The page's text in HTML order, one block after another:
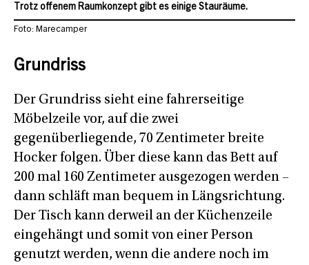
Trotz offenem Raumkonzept gibt es einige Stauräume.
Foto: Marecamper
Grundriss
Der Grundriss sieht eine fahrerseitige
Möbelzeile vor, auf die zwei
gegenüberliegende, 70 Zentimeter breite
Hocker folgen. Über diese kann das Bett auf
200 mal 160 Zentimeter ausgezogen werden –
dann schläft man bequem in Längsrichtung.
Der Tisch kann derweil an der Küchenzeile
eingehängt und somit von einer Person
genutzt werden, wenn die andere noch im